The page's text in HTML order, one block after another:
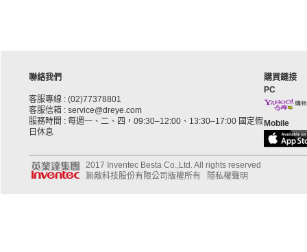
聯絡我們
客服專線 : (02)77378801
客服信箱 : service@dreye.com
服務時間 : 每週一、二、四，09:30–12:00、13:30–17:00 國定假
日休息
購買鏈接
PC
Mobile
2017 Inventec Besta Co.,Ltd. All rights reserved
無敵科技股份有限公司版權所有
隱私權聲明